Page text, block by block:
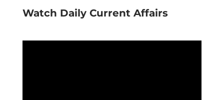
Watch Daily Current Affairs